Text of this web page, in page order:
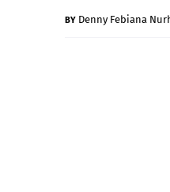
Denny Febiana